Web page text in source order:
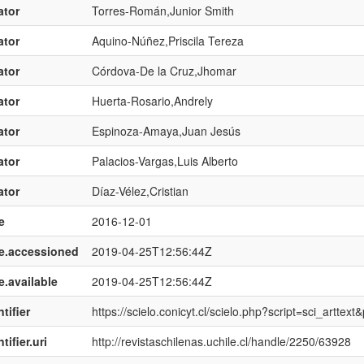
Torres-Román,Junior Smith
Aquino-Núñez,Priscila Tereza
Córdova-De la Cruz,Jhomar
Huerta-Rosario,Andrely
Espinoza-Amaya,Juan Jesús
Palacios-Vargas,Luis Alberto
Díaz-Vélez,Cristian
2016-12-01
2019-04-25T12:56:44Z
2019-04-25T12:56:44Z
https://scielo.conicyt.cl/
http://revistaschilenas.uchile.cl/handle/2250/63928